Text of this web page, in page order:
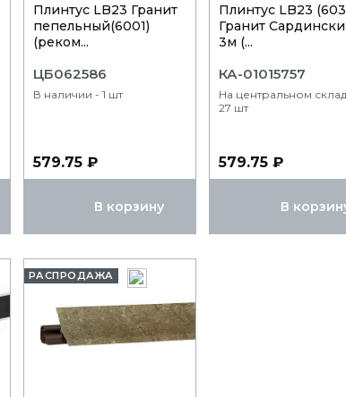
Плинтус LB23 Гранит
пепельный(6001)
(реком...
ЦБ062586
В наличии - 1 шт
579.75 ₽
В корзину
Плинтус LB23
Гранит
3м (...
КА-01015757
На центральном
27 шт
579.75 ₽
В
РАСПРОДАЖА